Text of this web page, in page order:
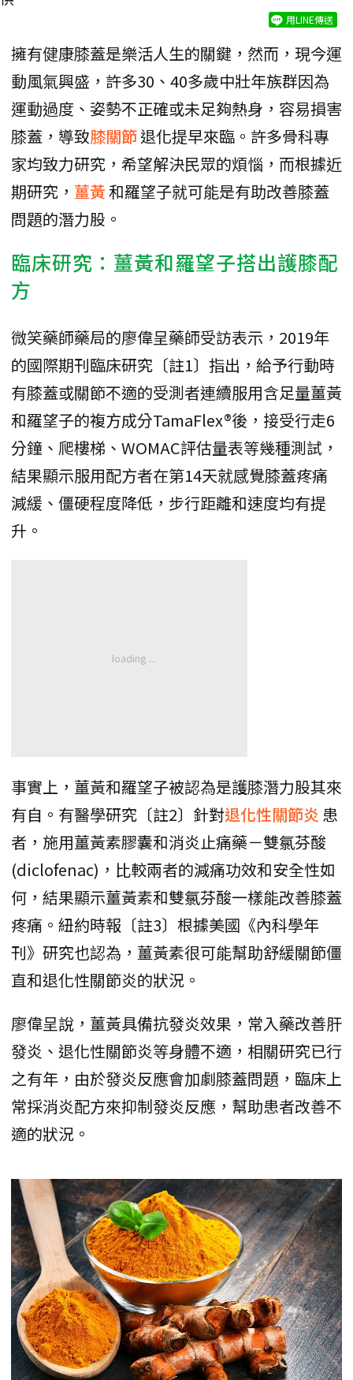
用LINE傳送
擁有健康膝蓋是樂活人生的關鍵，然而，現今運
動風氣興盛，許多30、40多歲中壯年族群因為
運動過度、姿勢不正確或未足夠熱身，容易損害
膝蓋，導致膝關節退化提早來臨。許多骨科專
家均致力研究，希望解決民眾的煩惱，而根據近
期研究， 薑黃和羅望子就可能是有助改善膝蓋
問題的潛力股。
臨床研究：薑黃和羅望子搭出護膝配
方
微笑藥師藥局的廖偉呈藥師受訪表示，2019年
的國際期刊臨床研究〔註1〕指出，給予行動時
有膝蓋或關節不適的受測者連續服用含足量薑黃
和羅望子的複方成分TamaFlex®後，接受行走6
分鐘、爬樓梯、WOMAC評估量表等幾種測試，
結果顯示服用配方者在第14天就感覺膝蓋疼痛
減緩、僵硬程度降低，步行距離和速度均有提
升。
事實上，薑黃和羅望子被認為是護膝潛力股其來
有自。有醫學研究〔註2〕針對退化性關節炎 患
者，施用薑黃素膠囊和消炎止痛藥－雙氯芬酸
(diclofenac)，比較兩者的減痛功效和安全性如
何，結果顯示薑黃素和雙氯芬酸一樣能改善膝蓋
疼痛。紐約時報〔註3〕根據美國《內科學年
刊》研究也認為，薑黃素很可能幫助舒緩關節僵
直和退化性關節炎的狀況。
廖偉呈說，薑黃具備抗發炎效果，常入藥改善肝
發炎、退化性關節炎等身體不適，相關研究已行
之有年，由於發炎反應會加劇膝蓋問題，臨床上
常採消炎配方來抑制發炎反應，幫助患者改善不
適的狀況。